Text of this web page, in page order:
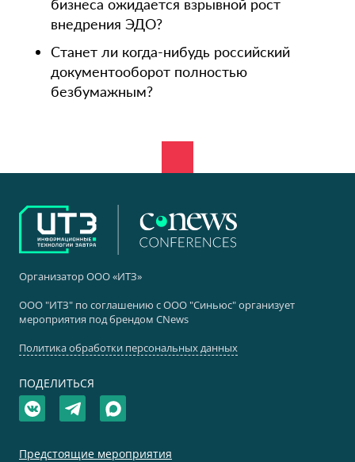
бизнеса ожидается взрывной рост
внедрения ЭДО?
Станет ли когда-нибудь российский
документооборот полностью
безбумажным?
Организатор ООО «ИТЗ»
ООО "ИТЗ" по соглашению с ООО "Синьюс" организует
мероприятия под брендом CNews
Политика обработки персональных данных
ПОДЕЛИТЬСЯ
Предстоящие мероприятия